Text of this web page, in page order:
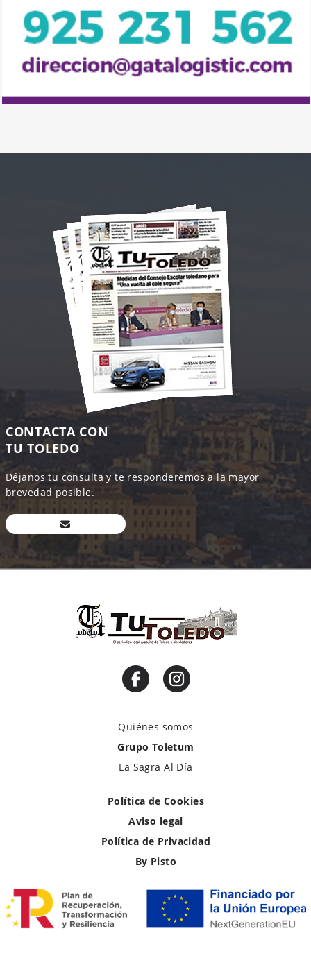
CONTACTA CON
TU TOLEDO
Déjanos tu consulta y te responderemos a la mayor
brevedad posible.
Quiénes somos
Grupo Toletum
La Sagra Al Día
Política de Cookies
Aviso legal
Política de Privacidad
By Pisto